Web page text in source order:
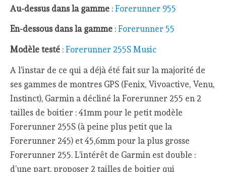
Au-dessus dans la gamme :Forerunner 955
En-dessous dans la gamme :Forerunner 55
Modèle testé :Forerunner 255S Music
A l’instar de ce qui a déjà été fait sur la majorité de
ses gammes de montres GPS (Fenix, Vivoactive, Venu,
Instinct), Garmin a décliné la Forerunner 255 en 2
tailles de boitier : 41mm pour le petit modèle
Forerunner 255S (à peine plus petit que la
Forerunner 245) et 45,6mm pour la plus grosse
Forerunner 255. L’intérêt de Garmin est double :
d’une part, proposer 2 tailles de boitier qui